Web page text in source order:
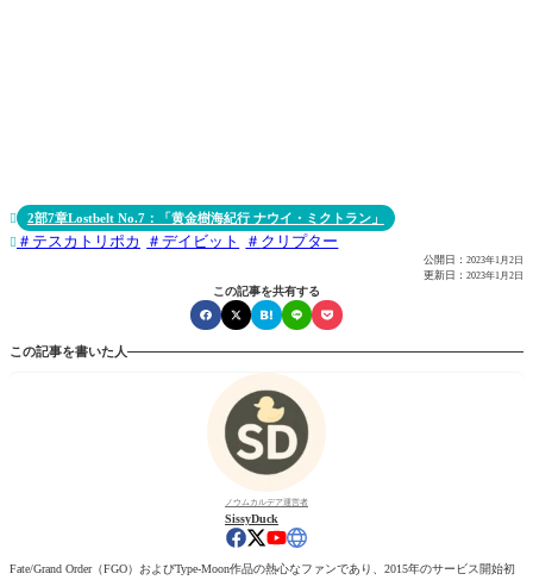
 2部7章Lostbelt No.7：「黄金樹海紀行 ナウイ・ミクトラン」
 テスカトリポカ デイビット クリプター
公開日： 2023年1月2日
更新日： 2023年1月2日
この記事を共有する
この記事を書いた人
ノウムカルデア運営者
SissyDuck
Fate/Grand Order（FGO）およびType-Moon作品の熱心なファンであり、2015年のサービス開始初